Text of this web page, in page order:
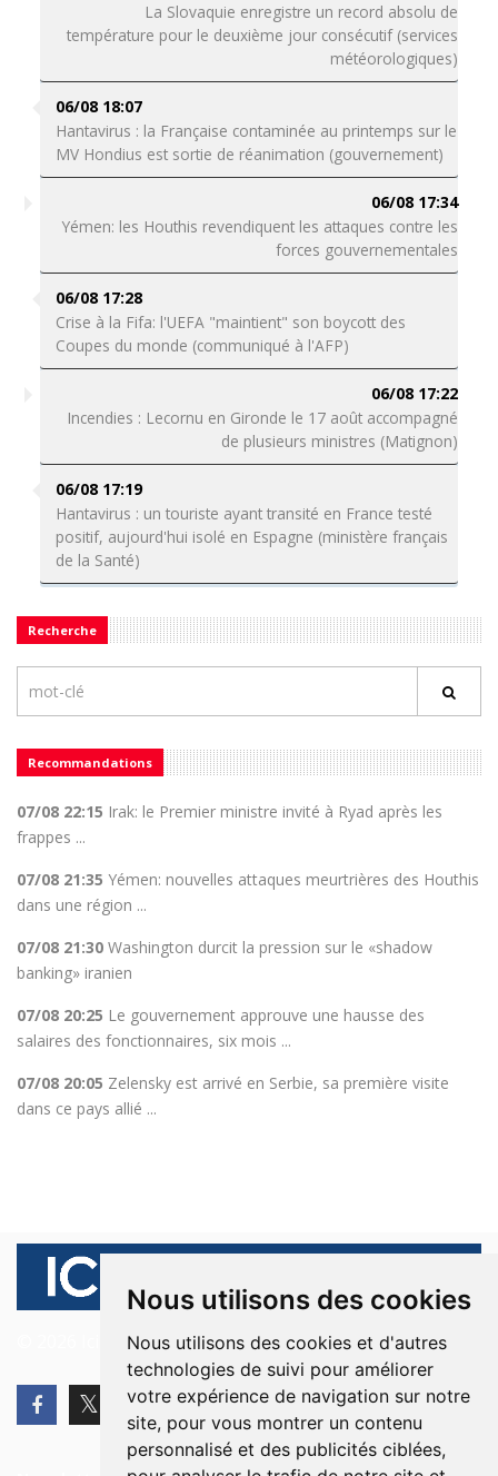
Nous utilisons des cookies
Nous utilisons des cookies et d'autres
technologies de suivi pour améliorer
votre expérience de navigation sur notre
site, pour vous montrer un contenu
personnalisé et des publicités ciblées,
La Slovaquie enregistre un record absolu de
température pour le deuxième jour consécutif (services
météorologiques)
06/08 18:07
Hantavirus : la Française contaminée au printemps sur le
MV Hondius est sortie de réanimation (gouvernement)
06/08 17:34
Yémen: les Houthis revendiquent les attaques contre les
forces gouvernementales
06/08 17:28
Crise à la Fifa: l'UEFA "maintient" son boycott des
Coupes du monde (communiqué à l'AFP)
06/08 17:22
Incendies : Lecornu en Gironde le 17 août accompagné
de plusieurs ministres (Matignon)
06/08 17:19
Hantavirus : un touriste ayant transité en France testé
positif, aujourd'hui isolé en Espagne (ministère français
de la Santé)
Recherche
Recommandations
07/08 22:15 Irak: le Premier ministre invité à Ryad après les
frappes ...
07/08 21:35 Yémen: nouvelles attaques meurtrières des Houthis
dans une région ...
07/08 21:30 Washington durcit la pression sur le «shadow
banking» iranien
07/08 20:25 Le gouvernement approuve une hausse des
salaires des fonctionnaires, six mois ...
07/08 20:05 Zelensky est arrivé en Serbie, sa première visite
dans ce pays allié ...
© 2026 Ici Beyrouth. Tous les droits sont réservés.